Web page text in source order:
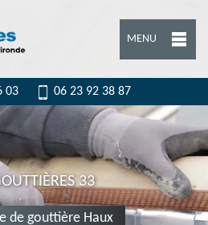
MENU
03 06 23 92 38 87
33
de gouttière Haux